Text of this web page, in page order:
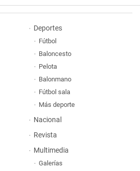
Deportes
Fútbol
Baloncesto
Pelota
Balonmano
Fútbol sala
Más deporte
Nacional
Revista
Multimedia
Galerías